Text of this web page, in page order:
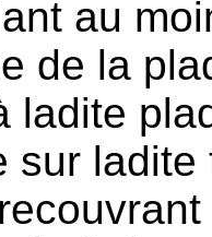
au
de la
ladite
sur